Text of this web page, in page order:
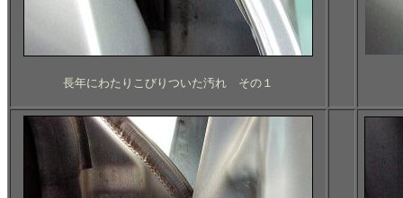
長年にわたりこびりついた汚れ その１